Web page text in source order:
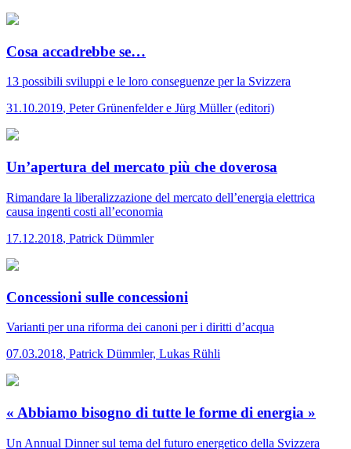
Cosa accadrebbe se…
13 possibili sviluppi e le loro conseguenze per la Svizzera
31.10.2019, Peter Grünenfelder e Jürg Müller (editori)
Un’apertura del mercato più che doverosa
Rimandare la liberalizzazione del mercato dell’energia elettrica
causa ingenti costi all’economia
17.12.2018, Patrick Dümmler
Concessioni sulle concessioni
Varianti per una riforma dei canoni per i diritti d’acqua
07.03.2018, Patrick Dümmler, Lukas Rühli
« Abbiamo bisogno di tutte le forme di energia »
Un Annual Dinner sul tema del futuro energetico della Svizzera